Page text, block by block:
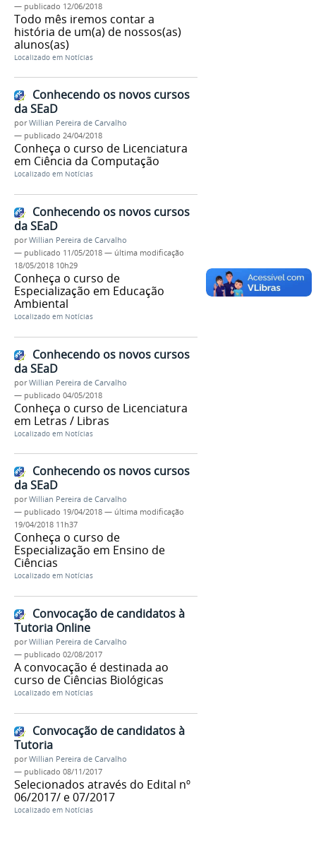
— publicado 12/06/2018
Todo mês iremos contar a
história de um(a) de nossos(as)
alunos(as)
Localizado em Notícias
Conhecendo os novos cursos
da SEaD
porWillian Pereira de Carvalho
— publicado 24/04/2018
Conheça o curso de Licenciatura
em Ciência da Computação
Localizado em Notícias
Conhecendo os novos cursos
da SEaD
porWillian Pereira de Carvalho
— publicado 11/05/2018 — última modificação
18/05/2018 10h29
Conheça o curso de
Especialização em Educação
Ambiental
Localizado em Notícias
Conhecendo os novos cursos
da SEaD
porWillian Pereira de Carvalho
— publicado 04/05/2018
Conheça o curso de Licenciatura
em Letras / Libras
Localizado em Notícias
Conhecendo os novos cursos
da SEaD
porWillian Pereira de Carvalho
— publicado 19/04/2018 — última modificação
19/04/2018 11h37
Conheça o curso de
Especialização em Ensino de
Ciências
Localizado em Notícias
Convocação de candidatos à
Tutoria Online
porWillian Pereira de Carvalho
— publicado 02/08/2017
A convocação é destinada ao
curso de Ciências Biológicas
Localizado em Notícias
Convocação de candidatos à
Tutoria
porWillian Pereira de Carvalho
— publicado 08/11/2017
Selecionados através do Edital nº
06/2017/ e 07/2017
Localizado em Notícias